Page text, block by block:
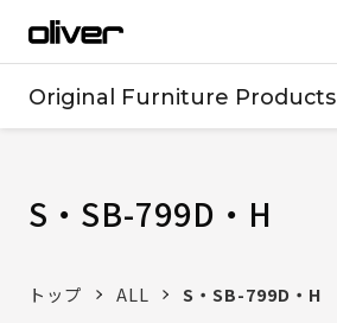
Original Furniture Products
S・SB-799D・H
トップ ALL S・SB-799D・H